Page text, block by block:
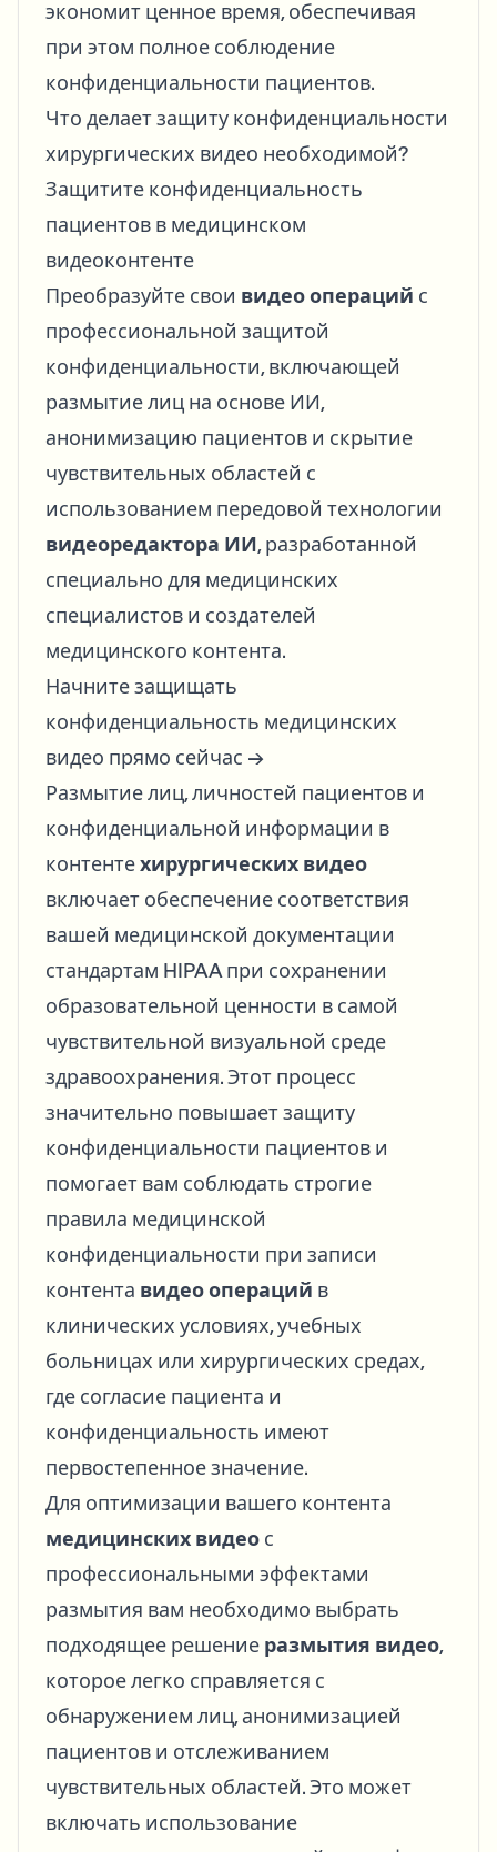
экономит ценное время, обеспечивая
при этом полное соблюдение
конфиденциальности пациентов.
Что делает защиту конфиденциальности
хирургических видео необходимой?
Защитите конфиденциальность
пациентов в медицинском
видеоконтенте
Преобразуйте свои видео операций с
профессиональной защитой
конфиденциальности, включающей
размытие лиц на основе ИИ,
анонимизацию пациентов и скрытие
чувствительных областей с
использованием передовой технологии
видеоредактора ИИ, разработанной
специально для медицинских
специалистов и создателей
медицинского контента.
Начните защищать
конфиденциальность медицинских
видео прямо сейчас →
Размытие лиц, личностей пациентов и
конфиденциальной информации в
контентехирургических видео
включает обеспечение соответствия
вашей медицинской документации
стандартам HIPAA при сохранении
образовательной ценности в самой
чувствительной визуальной среде
здравоохранения. Этот процесс
значительно повышает защиту
конфиденциальности пациентов и
помогает вам соблюдать строгие
правила медицинской
конфиденциальности при записи
контента видео операций в
клинических условиях, учебных
больницах или хирургических средах,
где согласие пациента и
конфиденциальность имеют
первостепенное значение.
Для оптимизации вашего контента
медицинских видео с
профессиональными эффектами
размытия вам необходимо выбрать
подходящее решение размытия видео,
которое легко справляется с
обнаружением лиц, анонимизацией
пациентов и отслеживанием
чувствительных областей. Это может
включать использование